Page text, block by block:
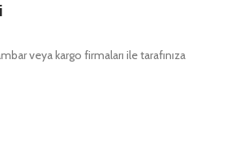
veya kargo firmaları ile tarafınıza